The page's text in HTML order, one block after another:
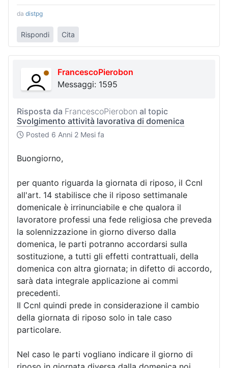
da distpg
Rispondi Cita
FrancescoPierobon
Messaggi: 1595
Risposta da FrancescoPierobon al topic
Svolgimento attività lavorativa di domenica
Posted 6 Anni 2 Mesi fa
Buongiorno,
per quanto riguarda la giornata di riposo, il Ccnl
all'art. 14 stabilisce che il riposo settimanale
domenicale è irrinunciabile e che qualora il
lavoratore professi una fede religiosa che preveda
la solennizzazione in giorno diverso dalla
domenica, le parti potranno accordarsi sulla
sostituzione, a tutti gli effetti contrattuali, della
domenica con altra giornata; in difetto di accordo,
sarà data integrale applicazione ai commi
precedenti.
Il Ccnl quindi prede in considerazione il cambio
della giornata di riposo solo in tale caso
particolare.
Nel caso le parti vogliano indicare il giorno di